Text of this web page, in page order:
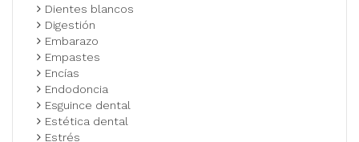
Dientes blancos
Digestión
Embarazo
Empastes
Encías
Endodoncia
Esguince dental
Estética dental
Estrés